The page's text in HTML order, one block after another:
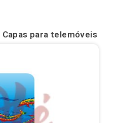
Capas para telemóveis